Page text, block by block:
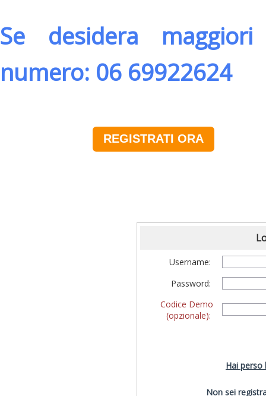
Se desidera
numero: 06 69922624
REGISTRATI ORA
Username:
Password:
Codice Demo
(opzionale):
Hai perso
Non sei